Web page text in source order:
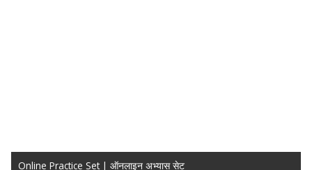
Online Practice Set | ऑनलाइन अभ्यास सेट